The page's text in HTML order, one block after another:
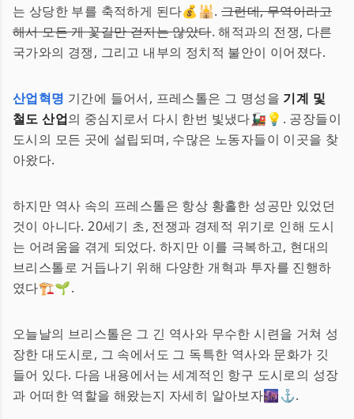
는 상당한 부를 축적하게 된다💰🕌. 그런데, 무역이라고
해서 모든 게 꽃길만 걷지는 않았다. 해적과의 전쟁, 다른
국가와의 경쟁, 그리고 내부의 정치적 불안이 이어졌다.
산업혁명 기간에 들어서, 프레스톨은 그 명성을 기계 및
철도 산업의 중심지로서 다시 한번 빛냈다🚂💡. 공장들이
도시의 모든 곳에 설립되며, 수많은 노동자들이 이곳을 찾
아왔다.
하지만 역사 속의 프레스톨은 항상 황홀한 성공만 있었던
것이 아니다. 20세기 초, 전쟁과 경제적 위기로 인해 도시
는 어려움을 겪게 되었다. 하지만 이를 극복하고, 현대의
브리스톨로 거듭나기 위해 다양한 개혁과 투자를 진행하
였다🏗️🌱.
오늘날의 브리스톨은 그 긴 역사와 무수한 시련을 거쳐 성
장한 대도시로, 그 속에서도 그 독특한 역사와 문화가 깃
들어 있다. 다음 내용에서는 세계적인 항구 도시로의 성장
과 어떠한 역할을 해왔는지 자세히 알아보자🌆⚓️.